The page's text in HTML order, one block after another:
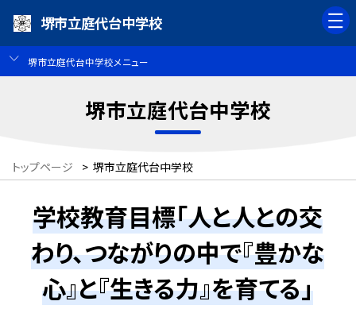
堺市立庭代台中学校
堺市立庭代台中学校メニュー
堺市立庭代台中学校
トップページ > 堺市立庭代台中学校
学校教育目標「人と人との交
わり、つながりの中で『豊かな
心』と『生きる力』を育てる」